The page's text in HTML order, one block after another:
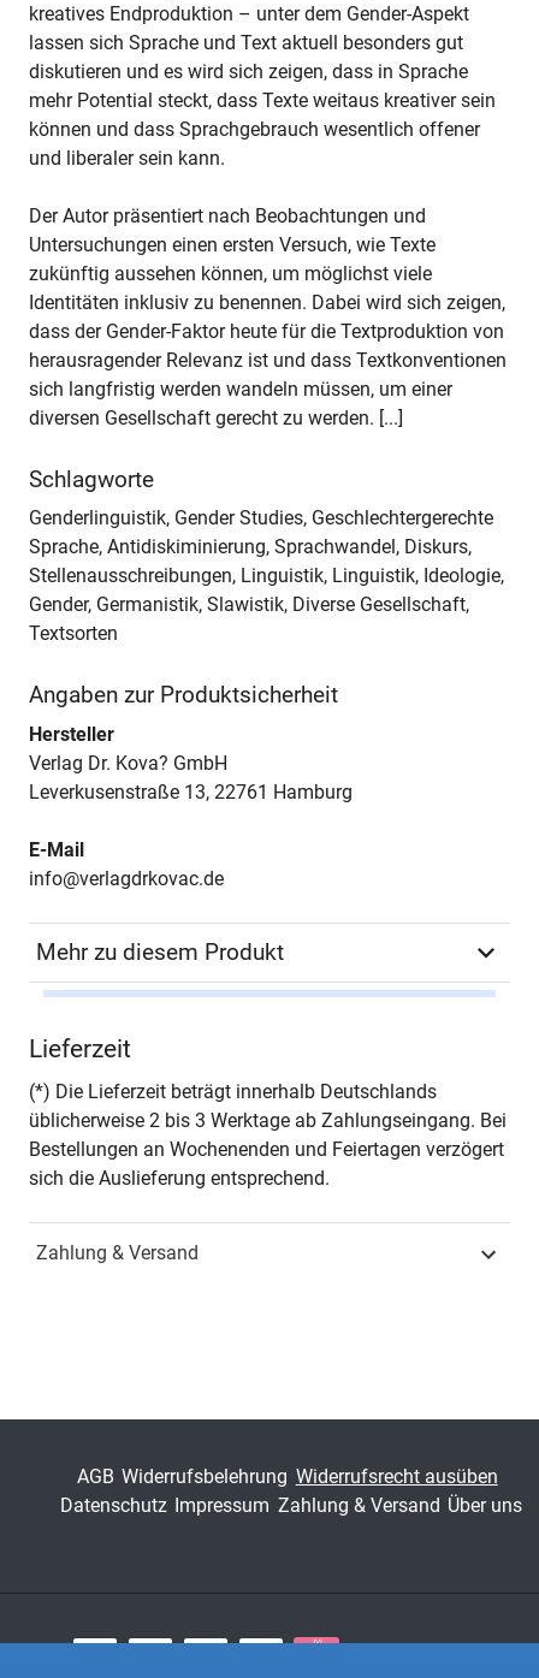
kreatives Endproduktion – unter dem Gender-Aspekt
lassen sich Sprache und Text aktuell besonders gut
diskutieren und es wird sich zeigen, dass in Sprache
mehr Potential steckt, dass Texte weitaus kreativer sein
können und dass Sprachgebrauch wesentlich offener
und liberaler sein kann.
Der Autor präsentiert nach Beobachtungen und
Untersuchungen einen ersten Versuch, wie Texte
zukünftig aussehen können, um möglichst viele
Identitäten inklusiv zu benennen. Dabei wird sich zeigen,
dass der Gender-Faktor heute für die Textproduktion von
herausragender Relevanz ist und dass Textkonventionen
sich langfristig werden wandeln müssen, um einer
diversen Gesellschaft gerecht zu werden. [...]
Schlagworte
Genderlinguistik, Gender Studies, Geschlechtergerechte
Sprache, Antidiskiminierung, Sprachwandel, Diskurs,
Stellenausschreibungen, Linguistik, Linguistik, Ideologie,
Gender, Germanistik, Slawistik, Diverse Gesellschaft,
Textsorten
Angaben zur Produktsicherheit
Hersteller
Verlag Dr. Kova? GmbH
Leverkusenstraße 13, 22761 Hamburg
E-Mail
info@verlagdrkovac.de
Mehr zu diesem Produkt
Seiten
Jahr Hamburg 2022
Schriftenreihe
Band
Lieferzeit
(*) Die Lieferzeit beträgt innerhalb Deutschlands
üblicherweise 2 bis 3 Werktage ab Zahlungseingang. Bei
Bestellungen an Wochenenden und Feiertagen verzögert
sich die Auslieferung entsprechend.
Zahlung & Versand
AGB Widerrufsbelehrung Widerrufsrecht ausüben
Datenschutz Impressum Zahlung & Versand Über uns
Zahlungsarten